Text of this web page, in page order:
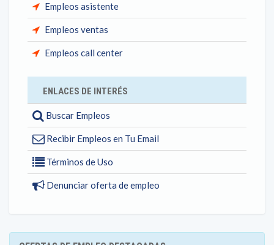
Empleos asistente
Empleos ventas
Empleos call center
ENLACES DE INTERÉS
Buscar Empleos
Recibir Empleos en Tu Email
Términos de Uso
Denunciar oferta de empleo